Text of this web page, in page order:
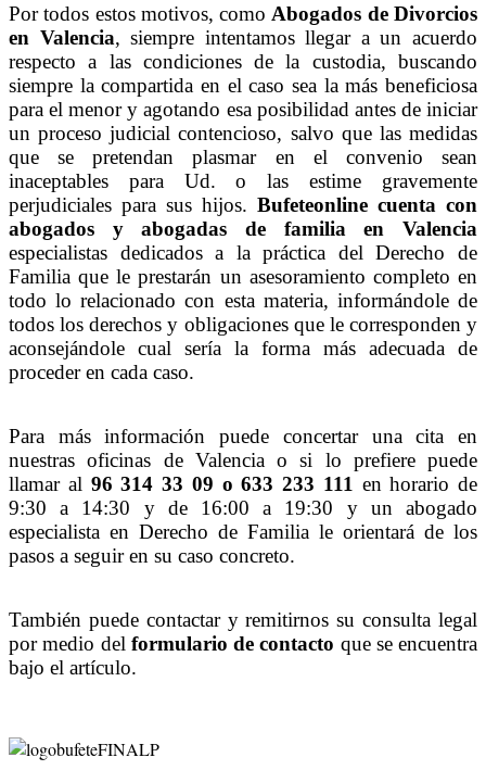
Por todos estos motivos, como Abogados de Divorcios
en Valencia, siempre intentamos llegar a un acuerdo
respecto a las condiciones de la custodia, buscando
siempre la compartida en el caso sea la más beneficiosa
para el menor y agotando esa posibilidad antes de iniciar
un proceso judicial contencioso, salvo que las medidas
que se pretendan plasmar en el convenio sean
inaceptables para Ud. o las estime gravemente
perjudiciales para sus hijos. Bufeteonline cuenta con
abogados y abogadas de familia en Valencia
especialistas dedicados a la práctica del Derecho de
Familia que le prestarán un asesoramiento completo en
todo lo relacionado con esta materia, informándole de
todos los derechos y obligaciones que le corresponden y
aconsejándole cual sería la forma más adecuada de
proceder en cada caso.
Para más información puede concertar una cita en
nuestras oficinas de Valencia o si lo prefiere puede
llamar al 96 314 33 09 o 633 233 111 en horario de
9:30 a 14:30 y de 16:00 a 19:30 y un abogado
especialista en Derecho de Familia le orientará de los
pasos a seguir en su caso concreto.
También puede contactar y remitirnos su consulta legal
por medio del formulario de contacto que se encuentra
bajo el artículo.